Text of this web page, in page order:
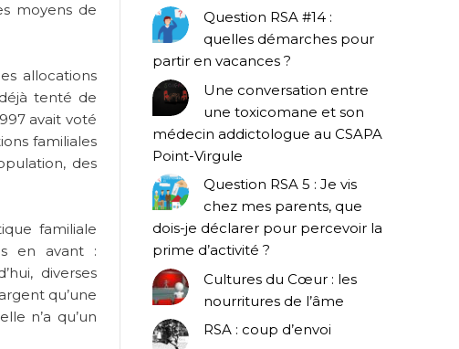
moyens de
allocations
tenté de
avait voté
familiales
des
familiale
en avant :
diverses
qu’une
n’a qu’un
Question RSA #14 :
quelles démarches pour
partir en vacances ?
Une conversation entre
une toxicomane et son
médecin addictologue au CSAPA
Point-Virgule
Question RSA 5 : Je vis
chez mes parents, que
dois-je déclarer pour percevoir la
prime d’activité ?
Cultures du Cœur : les
nourritures de l’âme
RSA : coup d’envoi